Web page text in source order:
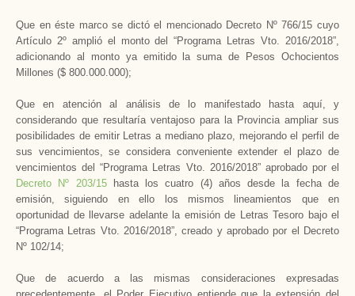
Que en éste marco se dictó el mencionado Decreto Nº 766/15 cuyo
Artículo 2º amplió el monto del “Programa Letras Vto. 2016/2018”,
adicionando al monto ya emitido la suma de Pesos Ochocientos
Millones ($ 800.000.000);
Que en atención al análisis de lo manifestado hasta aquí, y
considerando que resultaría ventajoso para la Provincia ampliar sus
posibilidades de emitir Letras a mediano plazo, mejorando el perfil de
sus vencimientos, se considera conveniente extender el plazo de
vencimientos del “Programa Letras Vto. 2016/2018” aprobado por el
Decreto Nº 203/15hasta los cuatro (4) años desde la fecha de
emisión, siguiendo en ello los mismos lineamientos que en
oportunidad de llevarse adelante la emisión de Letras Tesoro bajo el
“Programa Letras Vto. 2016/2018”, creado y aprobado por el Decreto
Nº 102/14;
Que de acuerdo a las mismas consideraciones expresadas